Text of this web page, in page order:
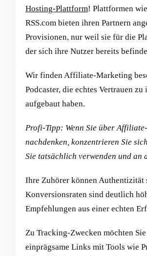
Hosting-Plattform! Plattformen
RSS.com bieten ihren Partnern
Provisionen, nur weil sie für die
der sich ihre Nutzer bereits
Wir finden Affiliate-Marketing
Podcaster, die echtes Vertrauen
aufgebaut haben.
Profi-Tipp: Wenn Sie über
nachdenken, konzentrieren Sie
Sie tatsächlich verwenden und an
Ihre Zuhörer können Authentizität
Konversionsraten sind deutlich
Empfehlungen aus einer echten
Zu Tracking-Zwecken möchten
einprägsame Links mit Tools wie